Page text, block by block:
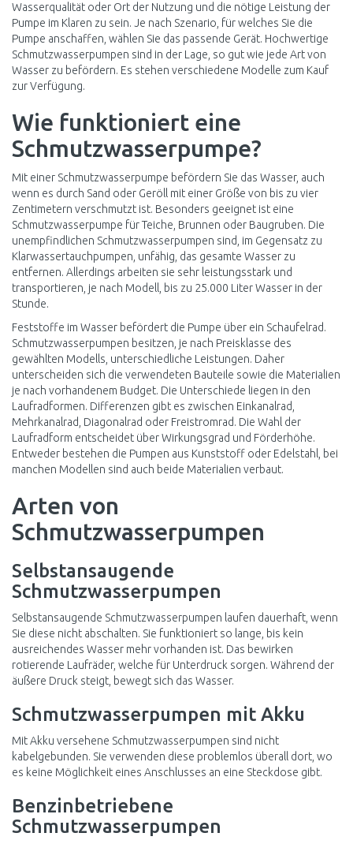
Wasserqualität oder Ort der Nutzung und die nötige Leistung der
Pumpe im Klaren zu sein. Je nach Szenario, für welches Sie die
Pumpe anschaffen, wählen Sie das passende Gerät. Hochwertige
Schmutzwasserpumpen sind in der Lage, so gut wie jede Art von
Wasser zu befördern. Es stehen verschiedene Modelle zum Kauf
zur Verfügung.
Wie funktioniert eine
Schmutzwasserpumpe?
Mit einer Schmutzwasserpumpe befördern Sie das Wasser, auch
wenn es durch Sand oder Geröll mit einer Größe von bis zu vier
Zentimetern verschmutzt ist. Besonders geeignet ist eine
Schmutzwasserpumpe für Teiche, Brunnen oder Baugruben. Die
unempfindlichen Schmutzwasserpumpen sind, im Gegensatz zu
Klarwassertauchpumpen, unfähig, das gesamte Wasser zu
entfernen. Allerdings arbeiten sie sehr leistungsstark und
transportieren, je nach Modell, bis zu 25.000 Liter Wasser in der
Stunde.
Feststoffe im Wasser befördert die Pumpe über ein Schaufelrad.
Schmutzwasserpumpen besitzen, je nach Preisklasse des
gewählten Modells, unterschiedliche Leistungen. Daher
unterscheiden sich die verwendeten Bauteile sowie die Materialien
je nach vorhandenem Budget. Die Unterschiede liegen in den
Laufradformen. Differenzen gibt es zwischen Einkanalrad,
Mehrkanalrad, Diagonalrad oder Freistromrad. Die Wahl der
Laufradform entscheidet über Wirkungsgrad und Förderhöhe.
Entweder bestehen die Pumpen aus Kunststoff oder Edelstahl, bei
manchen Modellen sind auch beide Materialien verbaut.
Arten von
Schmutzwasserpumpen
Selbstansaugende
Schmutzwasserpumpen
Selbstansaugende Schmutzwasserpumpen laufen dauerhaft, wenn
Sie diese nicht abschalten. Sie funktioniert so lange, bis kein
ausreichendes Wasser mehr vorhanden ist. Das bewirken
rotierende Laufräder, welche für Unterdruck sorgen. Während der
äußere Druck steigt, bewegt sich das Wasser.
Schmutzwasserpumpen mit Akku
Mit Akku versehene Schmutzwasserpumpen sind nicht
kabelgebunden. Sie verwenden diese problemlos überall dort, wo
es keine Möglichkeit eines Anschlusses an eine Steckdose gibt.
Benzinbetriebene
Schmutzwasserpumpen